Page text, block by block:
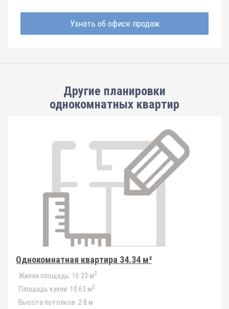
Узнать об офисе продаж
Другие планировки
однокомнатных квартир
Однокомнатная квартира 34.34 м²
Жилая площадь: 16.23 м2
Площадь кухни: 10.63 м2
Высота потолков: 2.8 м